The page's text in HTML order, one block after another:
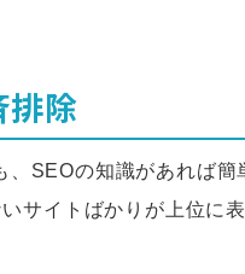
除
SEOの知識があれば簡
サイトばかりが上位に